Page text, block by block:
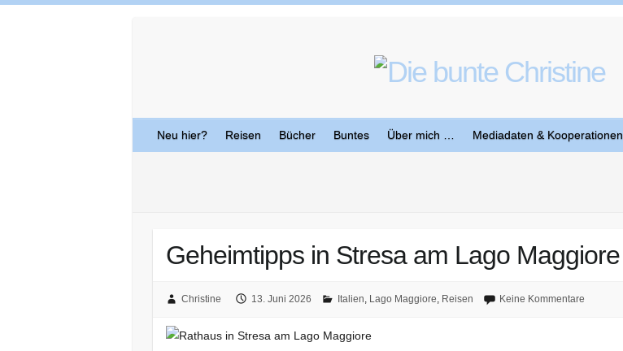
Neu hier? Reisen Bücher Buntes Über mich … Mediadaten & Kooperationen
Geheimtipps in Stresa am Lago Maggiore
Christine 13. Juni 2026 Italien, Lago Maggiore, Reisen Keine Kommentare